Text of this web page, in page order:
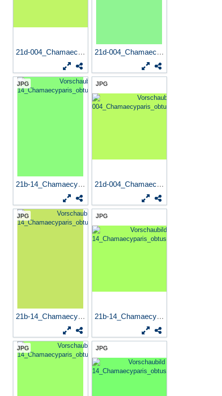
21d-004_Chamaecyparis_obtus... 21d-004_Chamaecyparis_obtus...
JPG
21b-14_Chamaecyparis_obtusa...
JPG
21d-004_Chamaecyparis_obtus...
JPG
21b-14_Chamaecyparis_obtusa...
JPG
21b-14_Chamaecyparis_obtusa...
JPG JPG